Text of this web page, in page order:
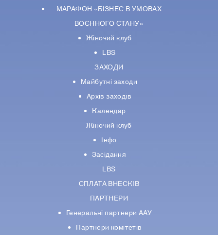
МАРАФОН «БІЗНЕС В УМОВАХ
ВОЄННОГО СТАНУ»
Жіночий клуб
LBS
ЗАХОДИ
Майбутні заходи
Архів заходів
Календар
Жіночий клуб
Інфо
Засідання
LBS
СПЛАТА ВНЕСКІВ
ПАРТНЕРИ
Генеральні партнери ААУ
Партнери комiтетiв